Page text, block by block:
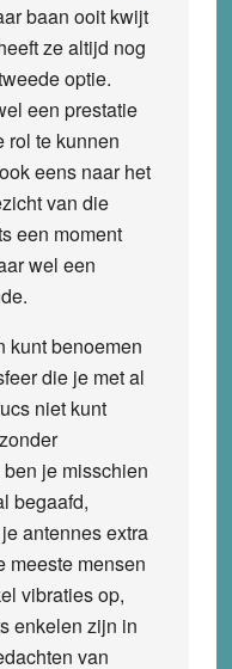
baan ooit kwijt
ze altijd nog
optie.
een prestatie
rol te kunnen
eens naar het
van die
een moment
wel een
kunt benoemen
die je met al
niet kunt
je misschien
begaafd,
antennes extra
meeste mensen
vibraties op,
enkelen zijn in
van